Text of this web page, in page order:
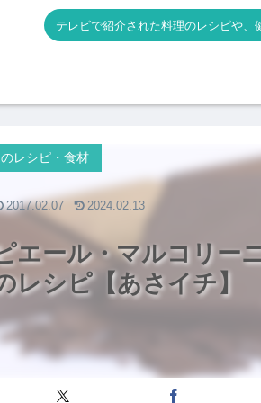
テレビで紹介された料理のレシピや、
エール・マルコリー
レシピ【あさイチ】
レシピ・食材
2017.02.07 2024.02.13